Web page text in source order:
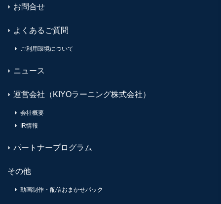
お問合せ
よくあるご質問
ご利用環境について
ニュース
運営会社（KIYOラーニング株式会社）
会社概要
IR情報
パートナープログラム
その他
動画制作・配信おまかせパック